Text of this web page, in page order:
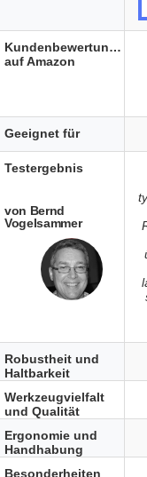
Kundenbewertungen
auf Amazon
Geeignet für
Testergebnis
von Bernd
Vogelsammer
Robustheit und
Haltbarkeit
Werkzeugvielfalt
und Qualität
Ergonomie und
Handhabung
Besonderheiten